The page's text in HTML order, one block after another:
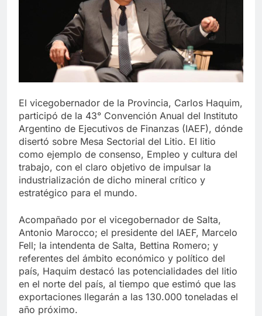
El vicegobernador de la Provincia, Carlos Haquim,
participó de la 43° Convención Anual del Instituto
Argentino de Ejecutivos de Finanzas (IAEF), dónde
disertó sobre Mesa Sectorial del Litio. El litio
como ejemplo de consenso, Empleo y cultura del
trabajo, con el claro objetivo de impulsar la
industrialización de dicho mineral crítico y
estratégico para el mundo.
Acompañado por el vicegobernador de Salta,
Antonio Marocco; el presidente del IAEF, Marcelo
Fell; la intendenta de Salta, Bettina Romero; y
referentes del ámbito económico y político del
país, Haquim destacó las potencialidades del litio
en el norte del país, al tiempo que estimó que las
exportaciones llegarán a las 130.000 toneladas el
año próximo.